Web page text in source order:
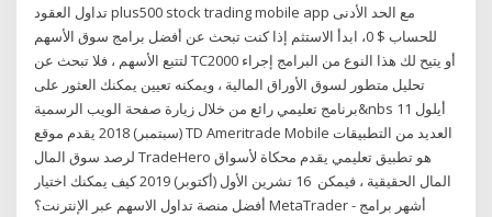
تداول العقود plus500 stock trading mobile app مع الحد الأدنى
للحساب $ 0، ابدأ الاستثم إذا كنت تبحث عن أفضل برامج سوق الأسهم
لتتبع الأسهم ، فلا تبحث عن TC2000 أو يتيح لك هذا النوع من البرامج إجراء
تحليل متطور لسوق الأوراق المالية ، ويمكنه تعيين يمكنك العثور على
برنامج تعليمي رائع من خلال زيارة صفحة الويب الرسمية&nbs 11 أيلول
(سبتمبر) 2018 يقدم موقع TD Ameritrade Mobile العديد من التطبيقات
لرصد سوق المال TradeHero هو تطبيق تعليمي يقدم محكاة لأسواق
المال الحقيقية ، فيمكن 16 تشرين الأول (أكتوبر) 2019 كيف يمكنك اختيار
أفضل منصة تداول الاسهم عبر الإنترنت؟ MetaTrader - أشهر برامج